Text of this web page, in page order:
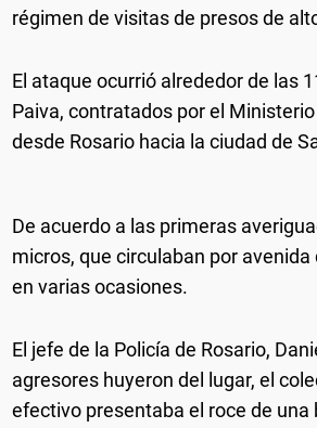
régimen de visitas de presos de
El ataque ocurrió alrededor de las
Paiva, contratados por el
desde Rosario hacia la ciudad de
De acuerdo a las primeras
micros, que circulaban por
en varias ocasiones.
El jefe de la Policía de Rosario,
agresores huyeron del lugar, el
efectivo presentaba el roce de una